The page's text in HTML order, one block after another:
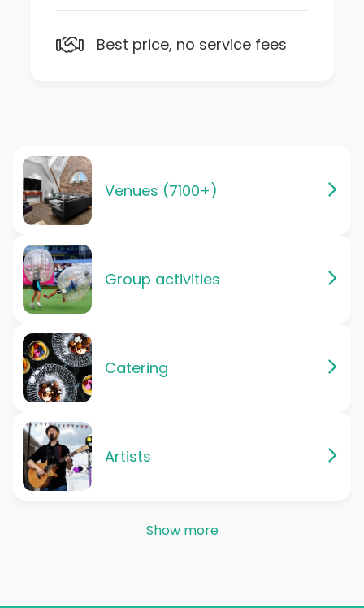
Best price, no service fees
Venues (7100+)
Group activities
Catering
Artists
Show more